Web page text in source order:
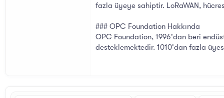
fazla üyeye sahiptir. LoRaWAN,
### OPC Foundation Hakkında
OPC Foundation, 1996'dan beri
desteklemektedir. 1010'dan fazla